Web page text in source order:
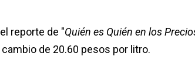
reporte de "Quién es Quién en los
de 20.60 pesos por litro.